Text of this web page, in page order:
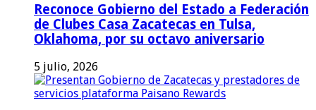
Reconoce Gobierno del Estado a Federación
de Clubes Casa Zacatecas en Tulsa,
Oklahoma, por su octavo aniversario
5 julio, 2026